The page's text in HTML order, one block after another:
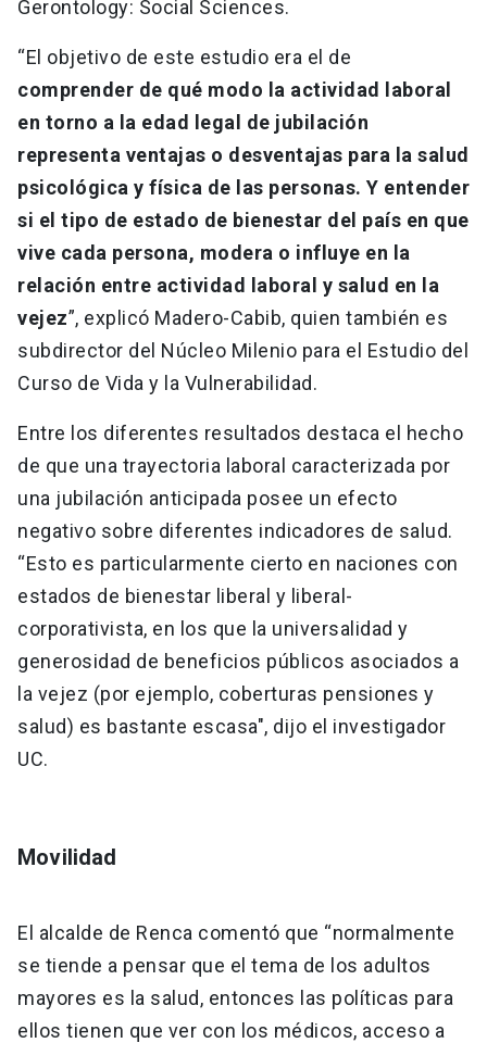
Gerontology: Social Sciences.
“El objetivo de este estudio era el de
comprender de qué modo la actividad laboral
en torno a la edad legal de jubilación
representa ventajas o desventajas para la salud
psicológica y física de las personas. Y entender
si el tipo de estado de bienestar del país en que
vive cada persona, modera o influye en la
relación entre actividad laboral y salud en la
vejez”, explicó Madero-Cabib, quien también es
subdirector del Núcleo Milenio para el Estudio del
Curso de Vida y la Vulnerabilidad.
Entre los diferentes resultados destaca el hecho
de que una trayectoria laboral caracterizada por
una jubilación anticipada posee un efecto
negativo sobre diferentes indicadores de salud.
“Esto es particularmente cierto en naciones con
estados de bienestar liberal y liberal-
corporativista, en los que la universalidad y
generosidad de beneficios públicos asociados a
la vejez (por ejemplo, coberturas pensiones y
salud) es bastante escasa", dijo el investigador
UC.
Movilidad
El alcalde de Renca comentó que “normalmente
se tiende a pensar que el tema de los adultos
mayores es la salud, entonces las políticas para
ellos tienen que ver con los médicos, acceso a